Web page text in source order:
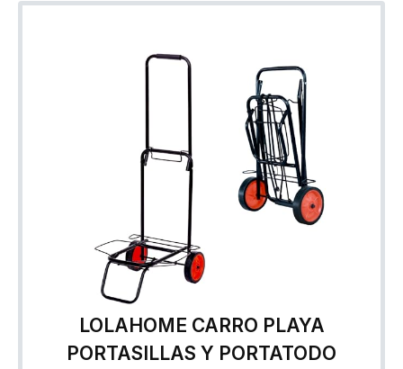
LOLAHOME CARRO PLAYA
PORTASILLAS Y PORTATODO